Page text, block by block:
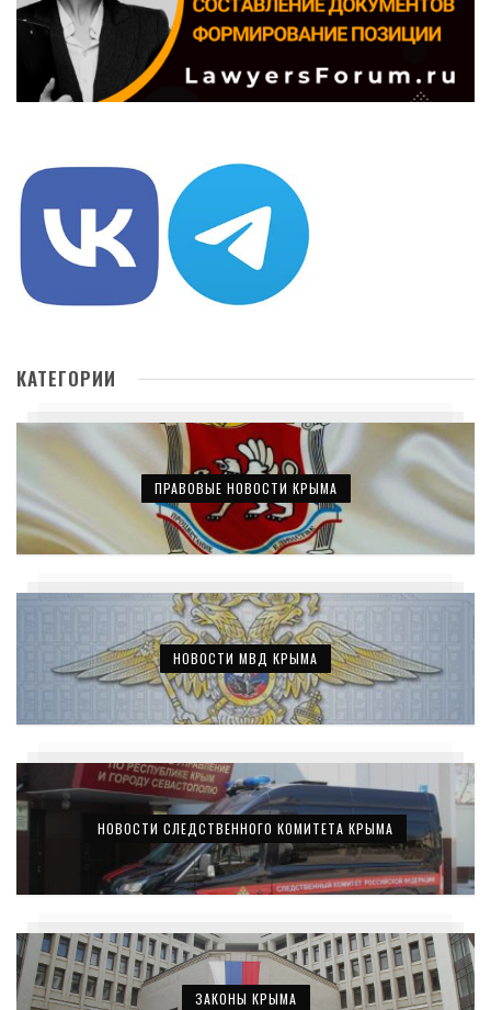
КАТЕГОРИИ
ПРАВОВЫЕ НОВОСТИ КРЫМА
НОВОСТИ МВД КРЫМА
НОВОСТИ СЛЕДСТВЕННОГО КОМИТЕТА КРЫМА
ЗАКОНЫ КРЫМА